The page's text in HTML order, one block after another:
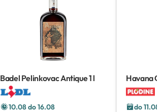
Badel Pelinkovac Antique1 l
10.08 do 16.08
Havana
do 11.08